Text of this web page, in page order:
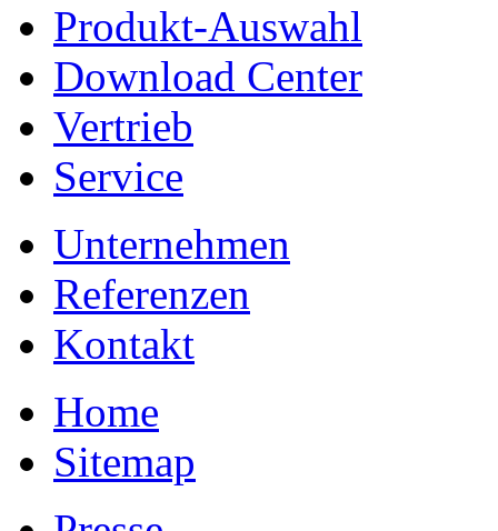
Produkt-Auswahl
Download Center
Vertrieb
Service
Unternehmen
Referenzen
Kontakt
Home
Sitemap